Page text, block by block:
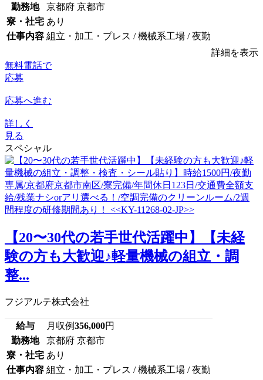
勤務地
京都府 京都市
寮・社宅 あり
仕事内容 組立・加工・プレス / 機械系工場 / 夜勤
詳細を表示
無料電話で
応募
応募へ進む
詳しく
見る
スペシャル
【20〜30代の若手世代活躍中】【未経
験の方も大歓迎♪軽量機械の組立・調
整...
フジアルテ株式会社
給与 月収例356,000円
勤務地
京都府 京都市
寮・社宅 あり
仕事内容 組立・加工・プレス / 機械系工場 / 夜勤